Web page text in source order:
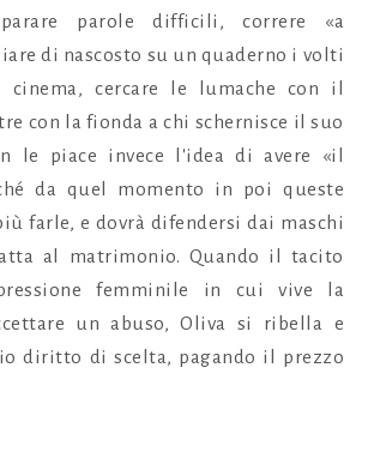
parole difficili, correre «a
di nascosto su un quaderno i volti
cercare le lumache con il
con la fionda a chi schernisce il suo
le piace invece l'idea di avere «il
da quel momento in poi queste
farle, e dovrà difendersi dai maschi
al matrimonio. Quando il tacito
femminile in cui vive la
un abuso, Oliva si ribella e
diritto di scelta, pagando il prezzo